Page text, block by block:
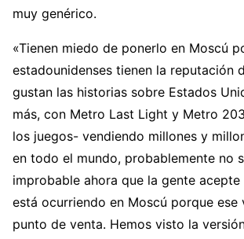
muy genérico.
«Tienen miedo de ponerlo en Moscú
estadounidenses tienen la reputación
gustan las historias sobre Estados
más, con Metro Last Light y Metro
los juegos- vendiendo millones y
en todo el mundo, probablemente no
improbable ahora que la gente
está ocurriendo en Moscú porque ese
punto de venta. Hemos visto la